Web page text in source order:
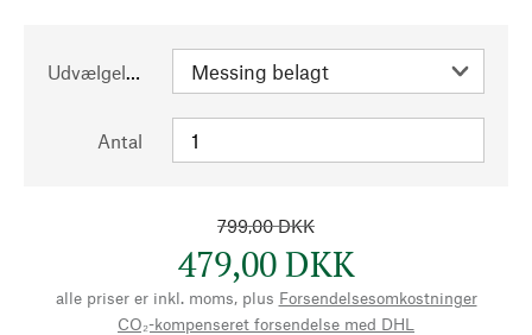
Antal
799,00 DKK
479,00 DKK
alle priser er inkl. moms, plus Forsendelsesomkostninger
CO₂-kompenseret forsendelse med DHL